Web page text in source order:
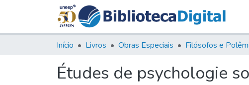
Início Livros Obras Especiais
Études de psychologie